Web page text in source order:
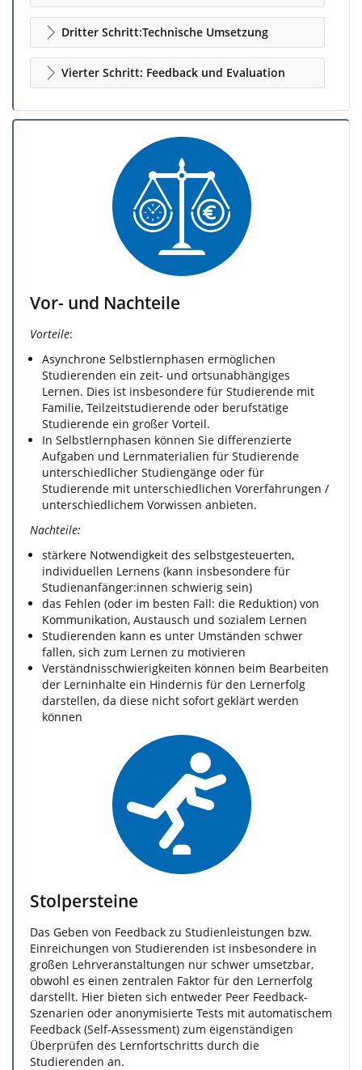
Dritter Schritt:Technische Umsetzung
Vierter Schritt: Feedback und Evaluation
Vor- und Nachteile
Vorteile:
Asynchrone Selbstlernphasen ermöglichen
Studierenden ein zeit- und ortsunabhängiges
Lernen. Dies ist insbesondere für Studierende mit
Familie, Teilzeitstudierende oder berufstätige
Studierende ein großer Vorteil.
In Selbstlernphasen können Sie differenzierte
Aufgaben und Lernmaterialien für Studierende
unterschiedlicher Studiengänge oder für
Studierende mit unterschiedlichen Vorerfahrungen /
unterschiedlichem Vorwissen anbieten.
Nachteile:
stärkere Notwendigkeit des selbstgesteuerten,
individuellen Lernens (kann insbesondere für
Studienanfänger:innen schwierig sein)
das Fehlen (oder im besten Fall: die Reduktion) von
Kommunikation, Austausch und sozialem Lernen
Studierenden kann es unter Umständen schwer
fallen, sich zum Lernen zu motivieren
Verständnisschwierigkeiten können beim Bearbeiten
der Lerninhalte ein Hindernis für den Lernerfolg
darstellen, da diese nicht sofort geklärt werden
können
Stolpersteine
Das Geben von Feedback zu Studienleistungen bzw.
Einreichungen von Studierenden ist insbesondere in
großen Lehrveranstaltungen nur schwer umsetzbar,
obwohl es einen zentralen Faktor für den Lernerfolg
darstellt. Hier bieten sich entweder Peer Feedback-
Szenarien oder anonymisierte Tests mit automatischem
Feedback (Self-Assessment) zum eigenständigen
Überprüfen des Lernfortschritts durch die
Studierenden an.